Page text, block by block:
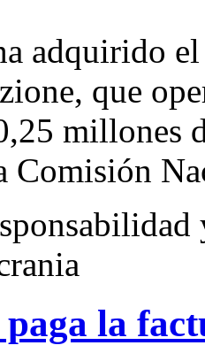
adquirido
que
millones
Comisión
la